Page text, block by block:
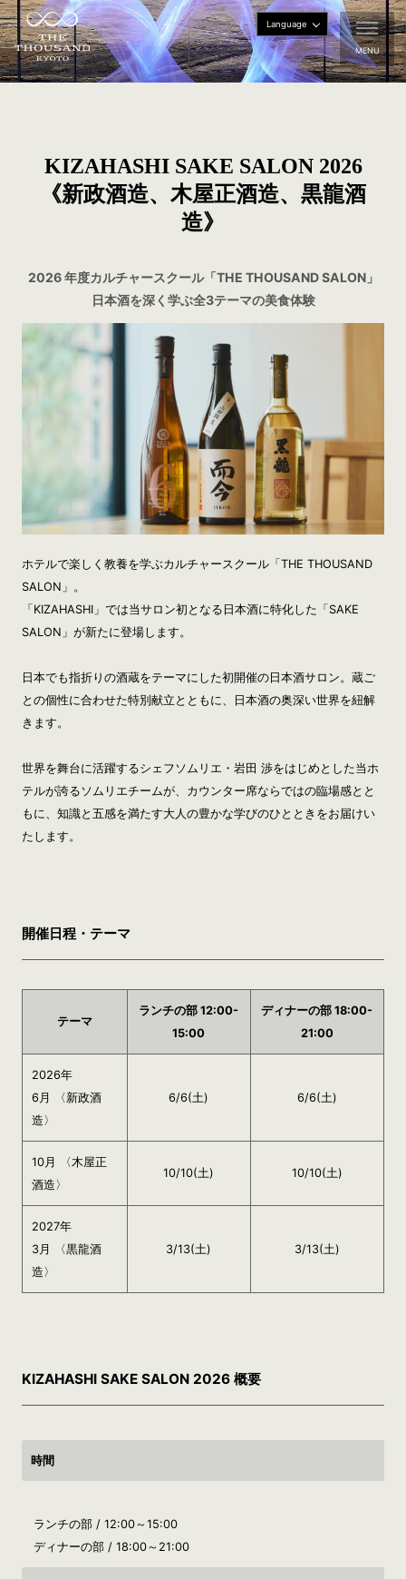
Language
MENU
KIZAHASHI SAKE SALON 2026
《新政酒造、木屋正酒造、黒龍酒
造》
2026 年度カルチャースクール「THE THOUSAND SALON」
日本酒を深く学ぶ全3テーマの美食体験
ホテルで楽しく教養を学ぶカルチャースクール「THE THOUSAND
SALON」。
「KIZAHASHI」では当サロン初となる日本酒に特化した「SAKE
SALON」が新たに登場します。
日本でも指折りの酒蔵をテーマにした初開催の日本酒サロン。蔵ご
との個性に合わせた特別献立とともに、日本酒の奥深い世界を紐解
きます。
世界を舞台に活躍するシェフソムリエ・岩田 渉をはじめとした当ホ
テルが誇るソムリエチームが、カウンター席ならではの臨場感とと
もに、知識と五感を満たす大人の豊かな学びのひとときをお届けい
たします。
開催日程・テーマ
テーマ
ランチの部 12:00-
15:00
ディナーの部 18:00-
21:00
2026年
6月 〈新政酒
造〉
6/6(土) 6/6(土)
10月 〈木屋正
酒造〉
10/10(土) 10/10(土)
2027年
3月 〈黒龍酒
造〉
3/13(土) 3/13(土)
KIZAHASHI SAKE SALON 2026 概要
時間
ランチの部 / 12:00～15:00
ディナーの部 / 18:00～21:00